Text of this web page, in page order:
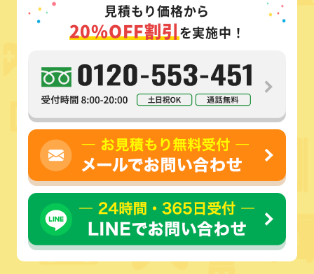
見積もり価格から
20%OFF割引を実施中！